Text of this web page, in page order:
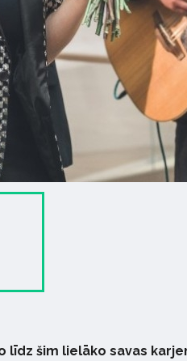
šim lielāko savas